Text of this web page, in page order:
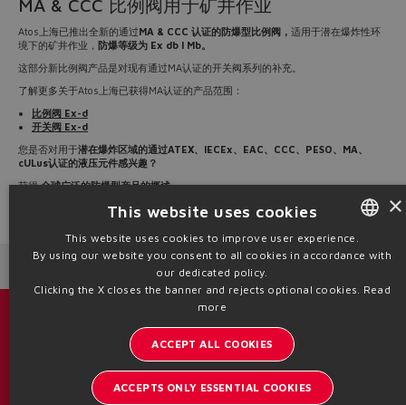
MA & CCC 比例阀用于矿井作业
Atos上海已推出全新的通过MA & CCC 认证的防爆型比例阀， 适用于潜在爆炸性环
境下的矿井作业， 防爆等级为 Ex db I Mb。
这部分新比例阀产品是对现有通过MA认证的开关阀系列的补充。
了解更多关于Atos上海已获得MA认证的产品范围：
比例阀 Ex-d
开关阀 Ex-d
您是否对用于潜在爆炸区域的通过ATEX、IECEx、EAC、CCC、PESO、MA、
cULus认证的液压元件感兴趣？
获得 全球广泛的防爆型产品的概述。
Source: NW25-149
了解阿托斯的最新动态
内部通讯订阅
ENGLISH
ITALIAN
×
This website uses cookies
This website uses cookies to improve user experience.
By using our website you consent to all cookies in accordance with
our dedicated policy.
Clicking the X closes the banner and rejects optional cookies. Read
more
ACCEPT ALL COOKIES
ACCEPTS ONLY ESSENTIAL COOKIES